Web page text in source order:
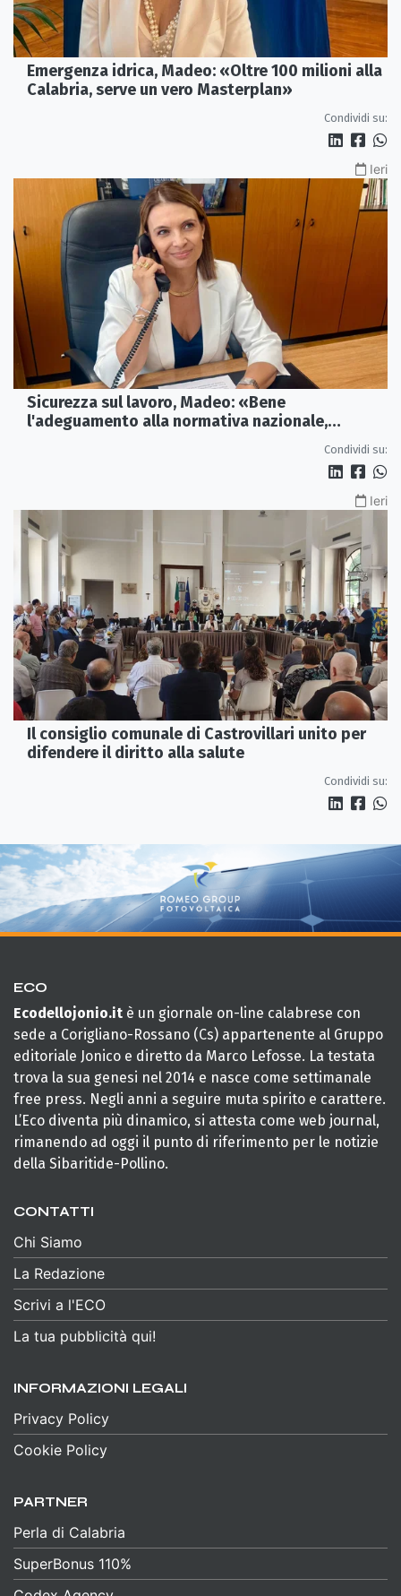
Emergenza idrica, Madeo: «Oltre 100 milioni alla
Calabria, serve un vero Masterplan»
Condividi su:
Ieri
Sicurezza sul lavoro, Madeo: «Bene
l'adeguamento alla normativa nazionale,
Condividi su:
Ieri
Il consiglio comunale di Castrovillari unito per
difendere il diritto alla salute
Condividi su:
ECO
Ecodellojonio.it è un giornale on-line calabrese con
sede a Corigliano-Rossano (Cs) appartenente al Gruppo
editoriale Jonico e diretto da Marco Lefosse. La testata
trova la sua genesi nel 2014 e nasce come settimanale
free press. Negli anni a seguire muta spirito e carattere.
L’Eco diventa più dinamico, si attesta come web journal,
rimanendo ad oggi il punto di riferimento per le notizie
della Sibaritide-Pollino.
CONTATTI
Chi Siamo
La Redazione
Scrivi a l'ECO
La tua pubblicità qui!
INFORMAZIONI LEGALI
Privacy Policy
Cookie Policy
PARTNER
Perla di Calabria
SuperBonus 110%